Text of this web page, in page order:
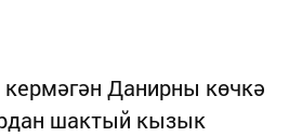
Данирны көчкә
шактый кызык